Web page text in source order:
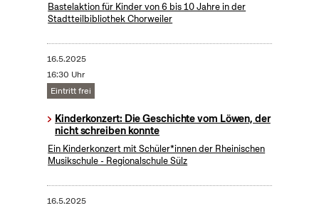
Bastelaktion für Kinder von 6 bis 10 Jahre in der
Stadtteilbibliothek Chorweiler
16.5.2025
16:30 Uhr
Eintritt frei
Kinderkonzert: Die Geschichte vom Löwen, der
nicht schreiben konnte
Ein Kinderkonzert mit Schüler*innen der Rheinischen
Musikschule - Regionalschule Sülz
16.5.2025